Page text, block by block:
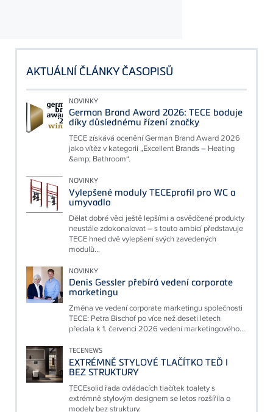
AKTUÁLNÍ ČLÁNKY ČASOPISŮ
NOVINKY
German Brand Award 2026: TECE boduje
díky důslednému řízení značky
TECE získává ocenění German Brand Award 2026
jako vítěz v kategorii „Excellent Brands – Heating
&amp; Bathroom“.
NOVINKY
Vylepšené moduly TECEprofil pro WC a
umyvadlo
Dělat dobré věci ještě lepšími a osvědčené produkty
neustále zdokonalovat – s touto ambicí představuje
TECE hned dvě vylepšení svých zavedených
modulů...
NOVINKY
Denis Gessler přebírá vedení corporate
marketingu
Změna ve vedení corporate marketingu společnosti
TECE: Petra Bischof po více než deseti letech
předala k 1. červenci 2026 vedení marketingového...
TECENEWS
EXTRÉMNĚ STYLOVÉ TLAČÍTKO TEĎ I
BEZ STRUKTURY
TECEsolid řada ovládacích tlačítek toalety s
extrémně stylovým designem se letos rozšířila o
modely bez struktury.